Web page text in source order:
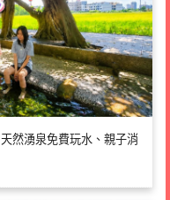
然湧泉免費玩水、親子消